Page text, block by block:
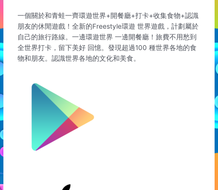
一個關於和青蛙一齊環遊世界+開餐廳+打卡+收集食物+認識
朋友的休閒遊戲！全新的Freestyle環遊 世界遊戲，計劃屬於
自己的旅行路線。一邊環遊世界 一邊開餐廳！旅費不用愁到
全世界打卡，留下美好 回憶。發現超過100 種世界各地的食
物和朋友。認識世界各地的文化和美食。